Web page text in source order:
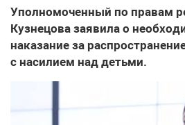
Уполномоченный по правам
Кузнецова заявила о
наказание за
с насилием над детьми.